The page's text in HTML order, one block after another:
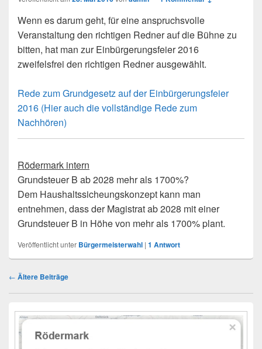
Wenn es darum geht, für eine anspruchsvolle
Veranstaltung den richtigen Redner auf die Bühne zu
bitten, hat man zur Einbürgerungsfeier 2016
zweifelsfrei den richtigen Redner ausgewählt.
Rede zum Grundgesetz auf der Einbürgerungsfeier
2016 (Hier auch die vollständige Rede zum
Nachhören)
Rödermark intern
Grundsteuer B ab 2028 mehr als 1700%?
Dem Haushaltssicheungskonzept kann man
entnehmen, dass der Magistrat ab 2028 mit einer
Grundsteuer B in Höhe von mehr als 1700% plant.
Veröffentlicht unter Bürgermeisterwahl | 1 Antwort
Beitragsnavigation
← Ältere Beiträge
Seitenleisten-
Widgetbereich